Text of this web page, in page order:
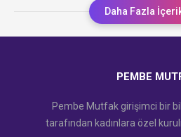
Daha Fazla
PEMBE
Pembe Mutfak girişimci bir
tarafından kadınlara özel